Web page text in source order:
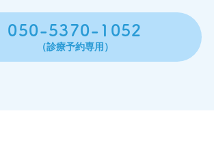
050-5370-1052
（診療予約専用）